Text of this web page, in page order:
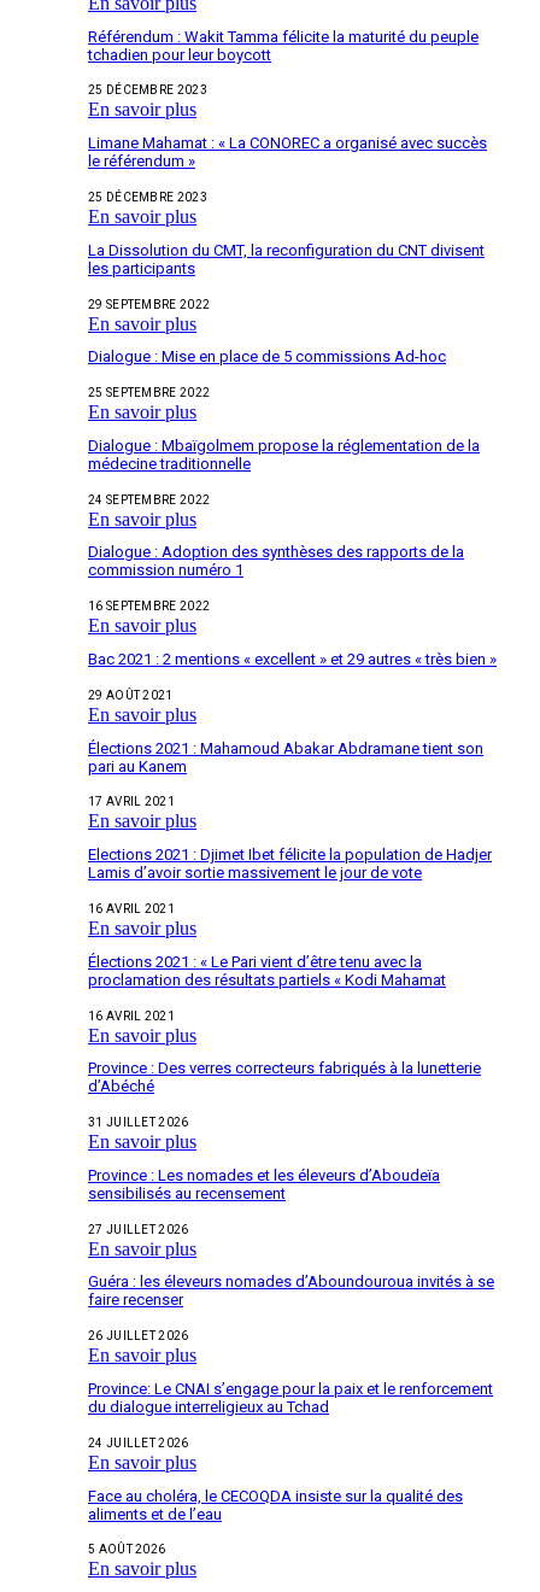
Référendum : Wakit Tamma félicite la maturité du peuple
tchadien pour leur boycott
25 DÉCEMBRE 2023
En savoir plus
Limane Mahamat : « La CONOREC a organisé avec succès
le référendum »
25 DÉCEMBRE 2023
En savoir plus
La Dissolution du CMT, la reconfiguration du CNT divisent
les participants
29 SEPTEMBRE 2022
En savoir plus
Dialogue : Mise en place de 5 commissions Ad-hoc
25 SEPTEMBRE 2022
En savoir plus
Dialogue : Mbaïgolmem propose la réglementation de la
médecine traditionnelle
24 SEPTEMBRE 2022
En savoir plus
Dialogue : Adoption des synthèses des rapports de la
commission numéro 1
16 SEPTEMBRE 2022
En savoir plus
Bac 2021 : 2 mentions « excellent » et 29 autres « très bien »
29 AOÛT 2021
En savoir plus
Élections 2021 : Mahamoud Abakar Abdramane tient son
pari au Kanem
17 AVRIL 2021
En savoir plus
Elections 2021 : Djimet Ibet félicite la population de Hadjer
Lamis d’avoir sortie massivement le jour de vote
16 AVRIL 2021
En savoir plus
Élections 2021 : « Le Pari vient d’être tenu avec la
proclamation des résultats partiels « Kodi Mahamat
16 AVRIL 2021
En savoir plus
Province : Des verres correcteurs fabriqués à la lunetterie
d’Abéché
31 JUILLET 2026
En savoir plus
Province : Les nomades et les éleveurs d’Aboudeïa
sensibilisés au recensement
27 JUILLET 2026
En savoir plus
Guéra : les éleveurs nomades d’Aboundouroua invités à se
faire recenser
26 JUILLET 2026
En savoir plus
Province: Le CNAI s’engage pour la paix et le renforcement
du dialogue interreligieux au Tchad
24 JUILLET 2026
En savoir plus
Face au choléra, le CECOQDA insiste sur la qualité des
aliments et de l’eau
5 AOÛT 2026
En savoir plus